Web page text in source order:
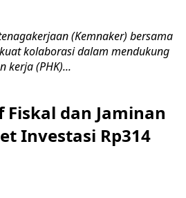
(Kemnaker) bersama
kolaborasi dalam mendukung
kerja (PHK)...
dan Jaminan
Investasi Rp314